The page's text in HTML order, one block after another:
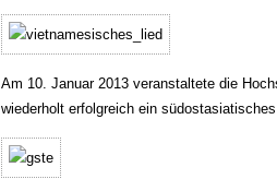
Am 10. Januar 2013 veranstaltete die
wiederholt erfolgreich ein